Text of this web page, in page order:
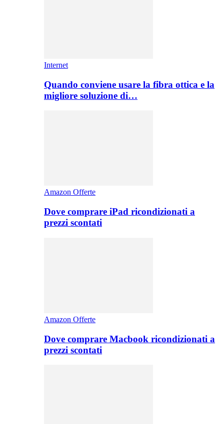
Internet
Quando conviene usare la fibra ottica e la
migliore soluzione di…
Amazon Offerte
Dove comprare iPad ricondizionati a
prezzi scontati
Amazon Offerte
Dove comprare Macbook ricondizionati a
prezzi scontati